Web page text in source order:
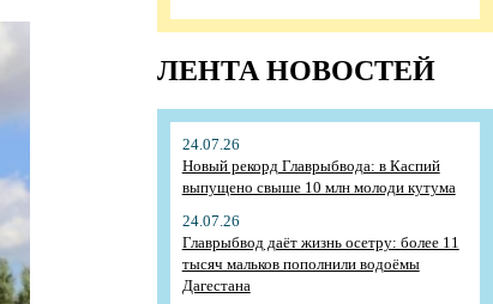
ЛЕНТА НОВОСТЕЙ
24.07.26
Новый рекорд Главрыбвода: в Каспий
выпущено свыше 10 млн молоди кутума
24.07.26
Главрыбвод даёт жизнь осетру: более 11
тысяч мальков пополнили водоёмы
Дагестана